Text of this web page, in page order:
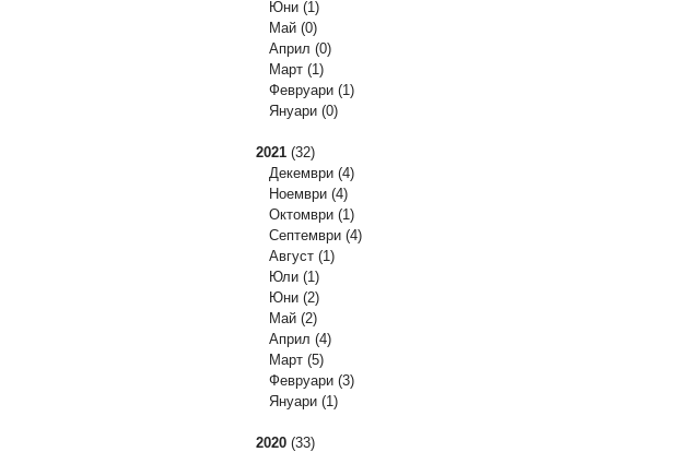
Юни (1)
Май (0)
Април (0)
Март (1)
Февруари (1)
Януари (0)
2021 (32)
Декември (4)
Ноември (4)
Октомври (1)
Септември (4)
Август (1)
Юли (1)
Юни (2)
Май (2)
Април (4)
Март (5)
Февруари (3)
Януари (1)
2020 (33)